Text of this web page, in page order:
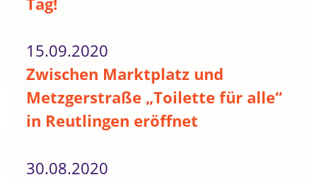
15.09.2020
Zwischen Marktplatz und
Metzgerstraße „Toilette für alle“
in Reutlingen eröffnet
30.08.2020